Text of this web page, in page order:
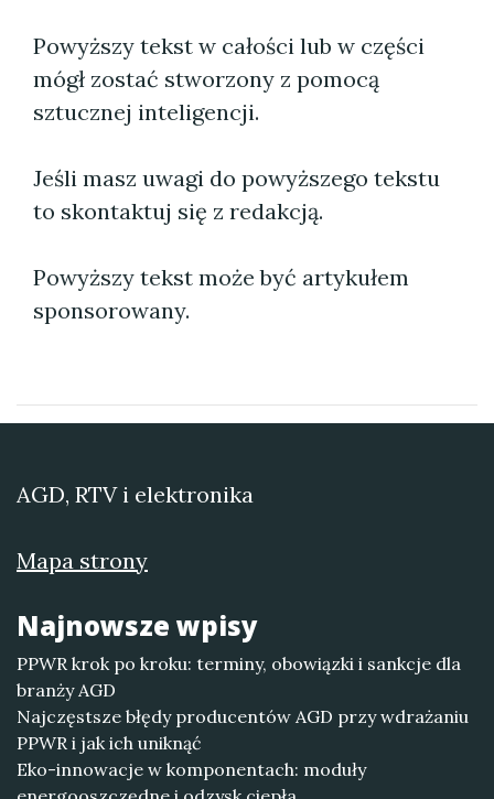
Powyższy tekst w całości lub w części
mógł zostać stworzony z pomocą
sztucznej inteligencji.
Jeśli masz uwagi do powyższego tekstu
to skontaktuj się z redakcją.
Powyższy tekst może być artykułem
sponsorowany.
AGD, RTV i elektronika
Mapa strony
Najnowsze wpisy
PPWR krok po kroku: terminy, obowiązki i sankcje dla
branży AGD
Najczęstsze błędy producentów AGD przy wdrażaniu
PPWR i jak ich uniknąć
Eko-innowacje w komponentach: moduły